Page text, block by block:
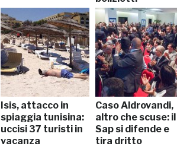
Isis, attacco in
spiaggia tunisina:
uccisi 37 turisti in
vacanza
Caso Aldrovandi,
altro che scuse: il
Sap si difende e
tira dritto